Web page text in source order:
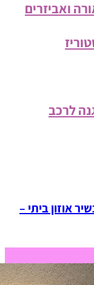
ואביזרים
לרכב
אוזון ביתי –